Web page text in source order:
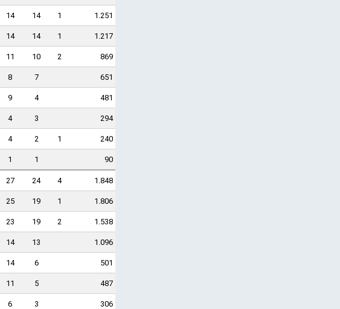
14 14 1 1.251
14 14 1 1.217
11 10 2 869
8 7 651
9 4 481
4 3 294
4 2 1 240
1 1 90
27 24 4 1.848
25 19 1 1.806
23 19 2 1.538
14 13 1.096
14 6 501
11 5 487
6 3 306